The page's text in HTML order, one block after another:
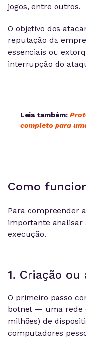
jogos, entre outros.
O objetivo dos
reputação da
essenciais ou
interrupção do
Leia também:
completo para
Como
Para compreender
importante analisar
execução.
1. Criação
O primeiro passo
botnet — uma rede
milhões) de
computadores